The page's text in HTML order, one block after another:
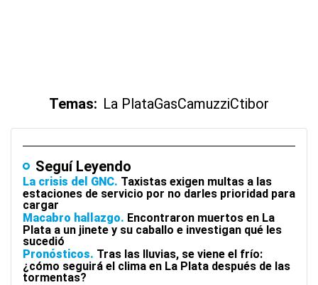
Temas: La PlataGasCamuzziCtibor
Seguí Leyendo
La crisis del GNC Taxistas exigen multas a las
estaciones de servicio por no darles prioridad para
cargar
Macabro hallazgo Encontraron muertos en La
Plata a un jinete y su caballo e investigan qué les
sucedió
Pronósticos Tras las lluvias, se viene el frío:
¿cómo seguirá el clima en La Plata después de las
tormentas?